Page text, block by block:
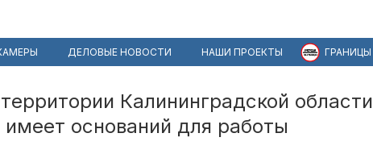
ДЕЛОВЫЕ НОВОСТИ НАШИ ПРОЕКТЫ ГРАНИЦЫ
Калининградской области
оснований для работы